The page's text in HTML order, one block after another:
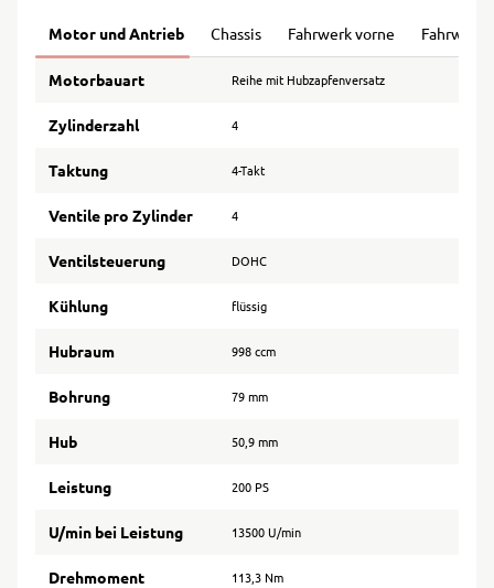
Motor und Antrieb Chassis Fahrwerk vorne Fahrwerk
Motorbauart Reihe mit Hubzapfenversatz
Zylinderzahl 4
Taktung 4-Takt
Ventile pro Zylinder 4
Ventilsteuerung DOHC
Kühlung flüssig
Hubraum 998 ccm
Bohrung 79 mm
Hub 50,9 mm
Leistung 200 PS
U/min bei Leistung 13500 U/min
Drehmoment 113,3 Nm